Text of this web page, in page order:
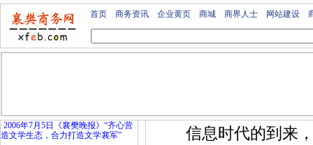
首页 商务资讯 企业黄页 商城 商界人士 网站建设
·2006年7月5日《襄樊晚报》“齐心营
造文学生态，合力打造文学襄军”
信息时代的到来，